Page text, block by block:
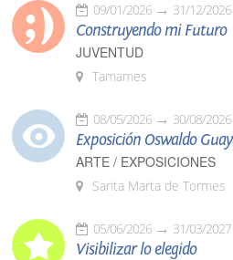
09/01/2026 31/12/2026
Construyendo mi Futuro
JUVENTUD
Tamames
08/05/2026 30/08/2026
Exposición Oswaldo
ARTE / EXPOSICIONES
Santa Marta de Tormes
05/06/2026 31/03/2027
Visibilizar lo elegido